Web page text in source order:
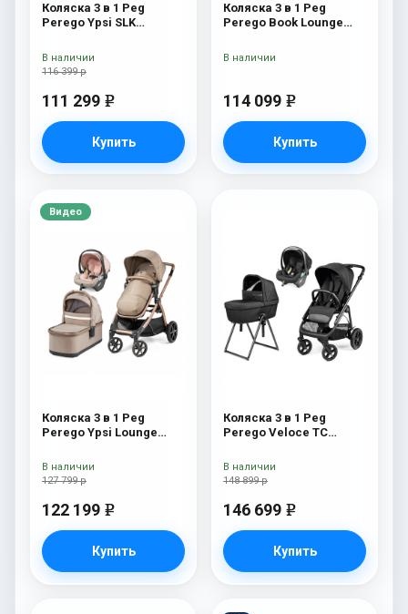
Коляска 3 в 1 Peg
Perego Ypsi SLK
116 399 р
111 299 e
Купить
В наличии
Коляска 3 в 1 Peg
Perego Book Lounge
114 099 e
Купить
В наличии
Видео
Коляска 3 в 1 Peg
Perego Ypsi Lounge
127 799 р
122 199 e
Купить
В наличии
Коляска 3 в 1 Peg
Perego Veloce TC
Black New
148 899 р
146 699 e
Купить
В наличии